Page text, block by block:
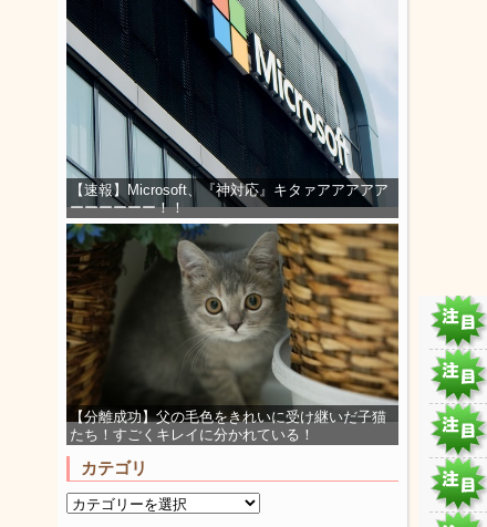
【速報】Microsoft、『神対応』キタァアアアアア
ーーーーーー！！
【分離成功】父の毛色をきれいに受け継いだ子猫
たち！すごくキレイに分かれている！
カテゴリ